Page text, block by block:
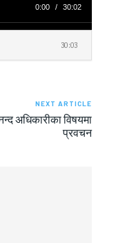
0:00 / 30:02
30:03
NEXT ARTICLE
अधिकारीका विषयमा
प्रवचन